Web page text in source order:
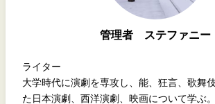
管理者 ステファニー
ライター
大学時代に演劇を専攻し、能、狂言、歌舞
た日本演劇、西洋演劇、映画について学ぶ